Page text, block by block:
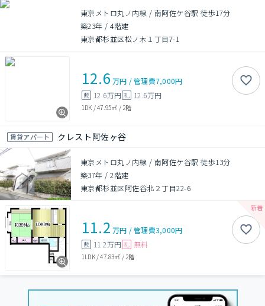
東京メトロ丸ノ内線 / 南阿佐ケ谷駅 徒歩17分
築23年 /4階建
東京都杉並区松ノ木１丁目7-1
12.6 万円 /管理費7,000円
敷 12.6万円 礼 12.6万円
1DK /47.95㎡ / 2階
賃貸アパート クレスト阿佐ヶ谷
東京メトロ丸ノ内線 / 南阿佐ケ谷駅 徒歩13分
築37年 /2階建
東京都杉並区阿佐谷北２丁目22-6
11.2 万円 /管理費3,000円
敷 11.2万円 礼 無料
1LDK/47.83㎡ / 2階